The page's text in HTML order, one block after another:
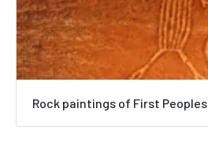
Rock paintings of First Peoples